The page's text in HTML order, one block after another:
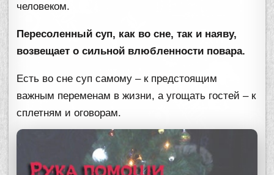
человеком.
Пересоленный суп, как во сне, так и наяву,
возвещает о сильной влюбленности повара.
Есть во сне суп самому – к предстоящим
важным переменам в жизни, а угощать гостей – к
сплетням и оговорам.